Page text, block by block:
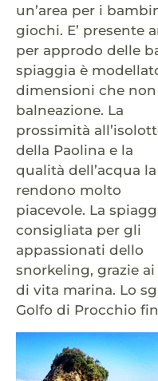
un’area per i
giochi. E’ presente
per approdo delle
spiaggia è
dimensioni che
balneazione. La
prossimità
della Paolina e la
qualità dell’acqua la
rendono molto
piacevole. La
consigliata per gli
appassionati dello
snorkeling, grazie
di vita marina. Lo
Golfo di Procchio